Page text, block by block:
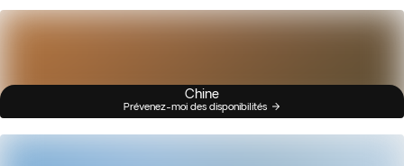
Chine
Prévenez-moi des disponibilités